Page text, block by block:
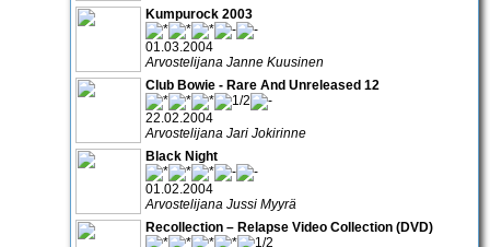
Kumpurock 2003
01.03.2004
Arvostelijana Janne Kuusinen
Club Bowie - Rare And Unreleased 12
22.02.2004
Arvostelijana Jari Jokirinne
Black Night
01.02.2004
Arvostelijana Jussi Myyrä
Recollection – Relapse Video Collection (DVD)